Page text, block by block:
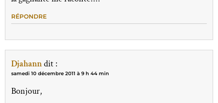
RÉPONDRE
Djahanndit :
samedi 10 décembre 2011 à 9 h 44 min
Bonjour,